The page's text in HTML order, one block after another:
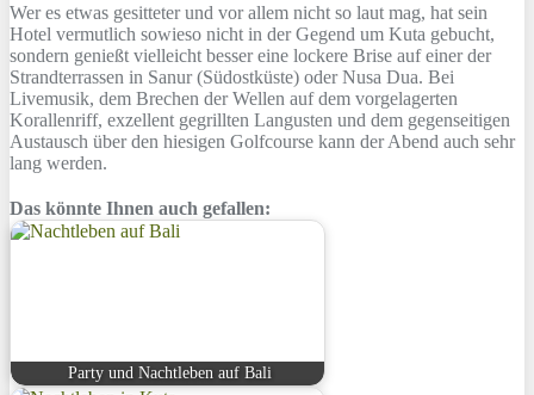
Wer es etwas gesitteter und vor allem nicht so laut mag, hat sein
Hotel vermutlich sowieso nicht in der Gegend um Kuta gebucht,
sondern genießt vielleicht besser eine lockere Brise auf einer der
Strandterrassen in Sanur (Südostküste) oder Nusa Dua. Bei
Livemusik, dem Brechen der Wellen auf dem vorgelagerten
Korallenriff, exzellent gegrillten Langusten und dem gegenseitigen
Austausch über den hiesigen Golfcourse kann der Abend auch sehr
lang werden.
Das könnte Ihnen auch gefallen:
Party und Nachtleben auf Bali